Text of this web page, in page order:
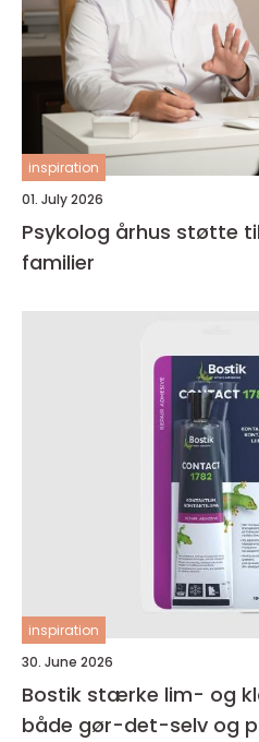
inspiration
01. July 2026
Psykolog århus støtte til børn, unge og deres
familier
inspiration
30. June 2026
Bostik stærke lim- og klæbeløsninger til
både gør-det-selv og